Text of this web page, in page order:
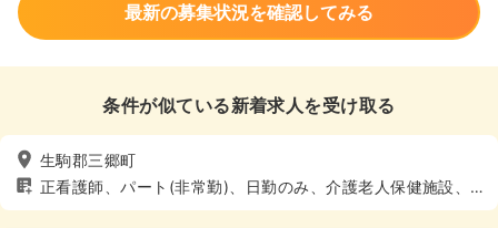
最新の募集状況を確認してみる
条件が似ている新着求人を受け取る
生駒郡三郷町
正看護師、パート(非常勤)、日勤のみ、介護老人保健施設、
介護・福祉系